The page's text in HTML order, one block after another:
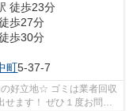
徒歩23分
歩27分
歩30分
町5-37-7
好立地☆ ゴミは業者回収
せます！ ぜひ１度お問い